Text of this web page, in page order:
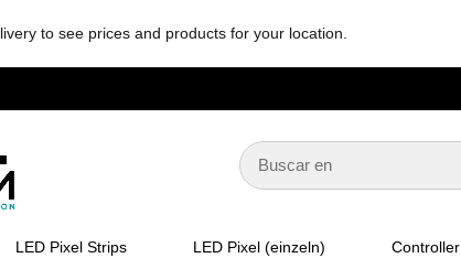
to see prices and products for your location.
LED Pixel Strips LED Pixel (einzeln) Controller